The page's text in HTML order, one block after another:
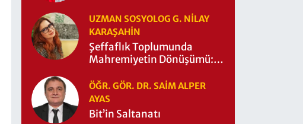
UZMAN SOSYOLOG G. NILAY
KARAŞAHİN
Şeffaflık Toplumunda
Mahremiyetin Dönüşümü:
Zaman Yıkıldı?
ÖĞR. GÖR. DR. SAIM ALPER
AYAS
Bit’in Saltanatı